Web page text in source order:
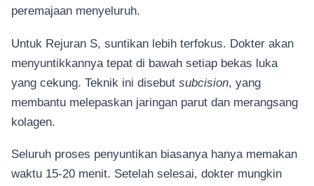
peremajaan menyeluruh.
Untuk Rejuran S, suntikan lebih terfokus. Dokter akan
menyuntikkannya tepat di bawah setiap bekas luka
yang cekung. Teknik ini disebut subcision, yang
membantu melepaskan jaringan parut dan merangsang
kolagen.
Seluruh proses penyuntikan biasanya hanya memakan
waktu 15-20 menit. Setelah selesai, dokter mungkin